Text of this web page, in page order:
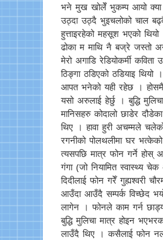
भने मुख खोलेँ भुकम्प आयो क्या
उठ्दा उठ्दै भुइचलोको चाल
हुत्ताइरहेको महसूश भएको
ढोका म माथि नै बज्रे जस्तो
मेरो अगाडि रेडियोकर्मी
ठिङ्गा ठडिएको ठडियाइ
आपत भनेको यही रहेछ । होसमै
यसो अरुलाई हेर्छु । बुद्धि
मानिसहरु कोदालो छाडेर
थिए । हावा हुरी अचम्मले
रगनीको पोलथलीमा घर
त्यसपछि मात्र फोन गर्ने
गंगा (जो नियामित स्वास्थ्य
दिदीलाई फोन गरेँ गुह्यश्वरी
आउँदा आउँदै सम्पर्क विच्छेद
लागेन । फोनले काम गर्न
बुद्धि मुलिचा मात्र होइन
लाउँदै थिए । कसैलाई फोन